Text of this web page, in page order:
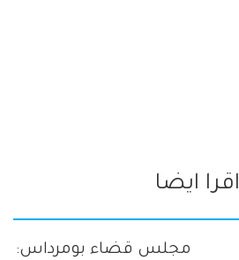
اقرا ايضا
مجلس قضاء بومرداس: